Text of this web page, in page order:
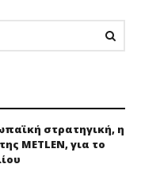
στρατηγική, η
METLEN, για το